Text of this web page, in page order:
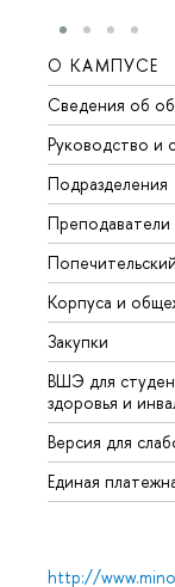
О КАМПУСЕ
Сведения об
Руководство и
Подразделения
Корпуса и
Закупки
ВШЭ для
здоровья и
Версия для
Единая
http://